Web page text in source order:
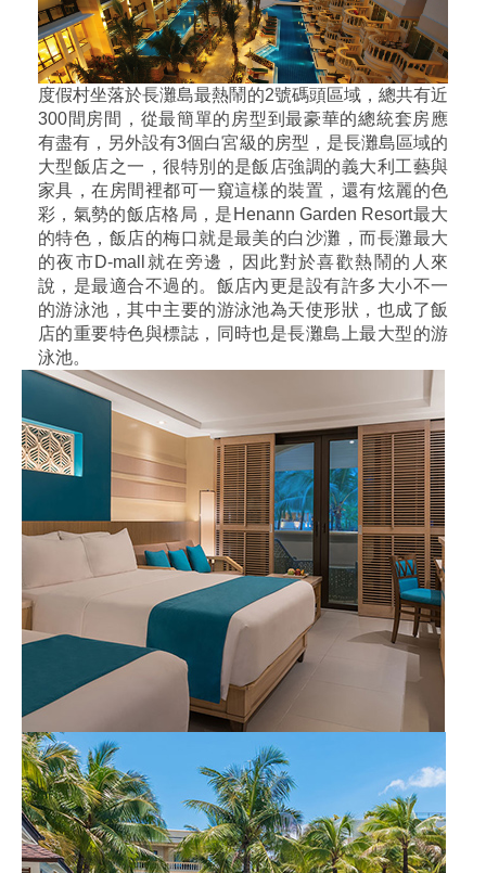
度假村坐落於長灘島最熱鬧的2號碼頭區域，總共有近
300間房間，從最簡單的房型到最豪華的總統套房應
有盡有，另外設有3個白宮級的房型，是長灘島區域的
大型飯店之一，很特別的是飯店強調的義大利工藝與
家具，在房間裡都可一窺這樣的裝置，還有炫麗的色
彩，氣勢的飯店格局，是Henann Garden Resort最大
的特色，飯店的梅口就是最美的白沙灘，而長灘最大
的夜市D-mall就在旁邊，因此對於喜歡熱鬧的人來
說，是最適合不過的。飯店內更是設有許多大小不一
的游泳池，其中主要的游泳池為天使形狀，也成了飯
店的重要特色與標誌，同時也是長灘島上最大型的游
泳池。